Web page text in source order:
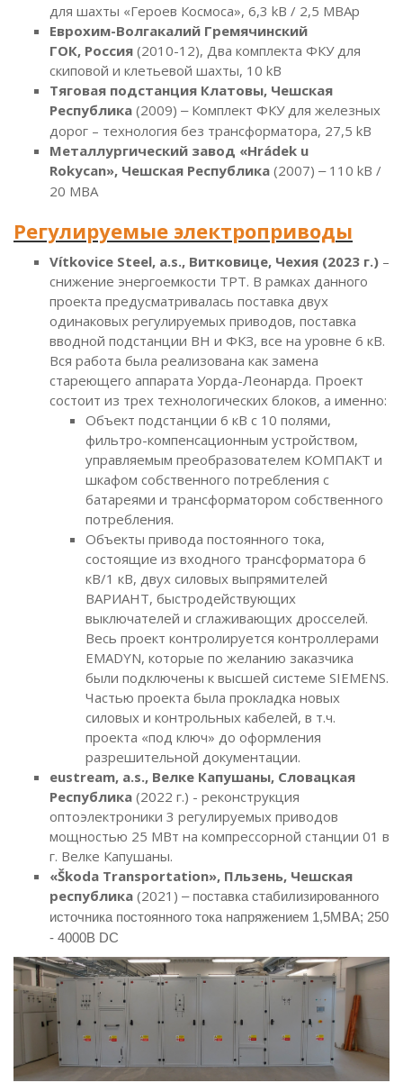
для шахты «Героев Космоса», 6,3 kB / 2,5 МВАр
Еврохим-Волгакалий Гремячинский
ГОК, Россия (2010-12), Два комплекта ФКУ для
скиповой и клетьевой шахты, 10 kB
Тяговая подстанция Клатовы, Чешская
Республика (2009) –Комплект ФКУ для железных
дорог – технология без трансформатора, 27,5 kB
Металлургический завод «Hrádek u
Rokycan», Чешская Республика (2007) –110 kB /
20 МВА
Регулируемые электроприводы
Vítkovice Steel, a.s., Витковице, Чехия (2023 г.) –
снижение энергоемкости ТРТ. В рамках данного
проекта предусматривалась поставка двух
одинаковых регулируемых приводов, поставка
вводной подстанции ВН и ФКЗ, все на уровне 6 кВ.
Вся работа была реализована как замена
стареющего аппарата Уорда-Леонарда. Проект
состоит из трех технологических блоков, а именно:
Объект подстанции 6 кВ с 10 полями,
фильтро-компенсационным устройством,
управляемым преобразователем КОМПАКТ и
шкафом собственного потребления с
батареями и трансформатором собственного
потребления.
Объекты привода постоянного тока,
состоящие из входного трансформатора 6
кВ/1 кВ, двух силовых выпрямителей
ВАРИАНТ, быстродействующих
выключателей и сглаживающих дросселей.
Весь проект контролируется контроллерами
EMADYN, которые по желанию заказчика
были подключены к высшей системе SIEMENS.
Частью проекта была прокладка новых
силовых и контрольных кабелей, в т.ч.
проекта «под ключ» до оформления
разрешительной документации.
eustream, a.s., Велке Капушаны, Словацкая
Республика (2022 г.) - реконструкция
оптоэлектроники 3 регулируемых приводов
мощностью 25 МВт на компрессорной станции 01 в
г. Велке Капушаны.
«Škoda Transportation», Пльзень, Чешская
республика (2021) – поставка стабилизированного
источника постоянного тока напряжением 1,5МВА; 250
- 4000В DC